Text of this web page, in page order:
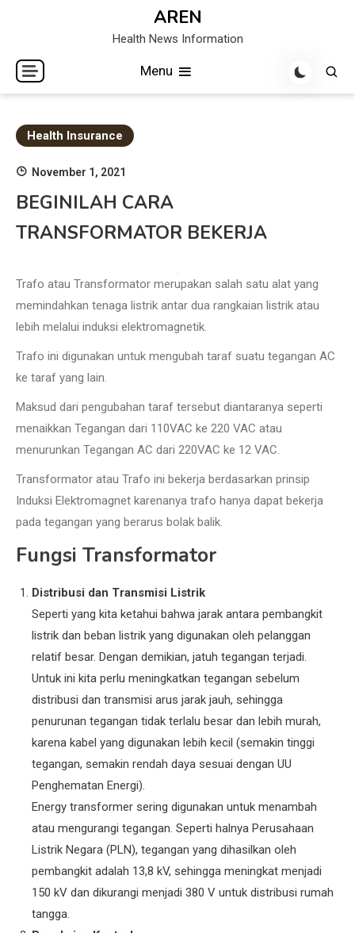
AREN
Health News Information
Menu
Health Insurance
November 1, 2021
BEGINILAH CARA
TRANSFORMATOR BEKERJA
Trafo atau Transformator merupakan salah satu alat yang
memindahkan tenaga listrik antar dua rangkaian listrik atau
lebih melalui induksi elektromagnetik.
Trafo ini digunakan untuk mengubah taraf suatu tegangan AC
ke taraf yang lain.
Maksud dari pengubahan taraf tersebut diantaranya seperti
menaikkan Tegangan dari 110VAC ke 220 VAC atau
menurunkan Tegangan AC dari 220VAC ke 12 VAC.
Transformator atau Trafo ini bekerja berdasarkan prinsip
Induksi Elektromagnet karenanya trafo hanya dapat bekerja
pada tegangan yang berarus bolak balik.
Fungsi Transformator
Distribusi dan Transmisi Listrik
Seperti yang kita ketahui bahwa jarak antara pembangkit
listrik dan beban listrik yang digunakan oleh pelanggan
relatif besar. Dengan demikian, jatuh tegangan terjadi.
Untuk ini kita perlu meningkatkan tegangan sebelum
distribusi dan transmisi arus jarak jauh, sehingga
penurunan tegangan tidak terlalu besar dan lebih murah,
karena kabel yang digunakan lebih kecil (semakin tinggi
tegangan, semakin rendah daya sesuai dengan UU
Penghematan Energi).
Energy transformer sering digunakan untuk menambah
atau mengurangi tegangan. Seperti halnya Perusahaan
Listrik Negara (PLN), tegangan yang dihasilkan oleh
pembangkit adalah 13,8 kV, sehingga meningkat menjadi
150 kV dan dikurangi menjadi 380 V untuk distribusi rumah
tangga.